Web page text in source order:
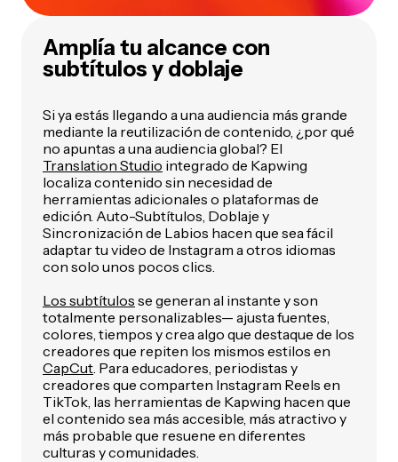
Amplía tu alcance con
subtítulos y doblaje
Si ya estás llegando a una audiencia más grande
mediante la reutilización de contenido, ¿por qué
no apuntas a una audiencia global? El
Translation Studio integrado de Kapwing
localiza contenido sin necesidad de
herramientas adicionales o plataformas de
edición. Auto-Subtítulos, Doblaje y
Sincronización de Labios hacen que sea fácil
adaptar tu video de Instagram a otros idiomas
con solo unos pocos clics.
Los subtítulos se generan al instante y son
totalmente personalizables— ajusta fuentes,
colores, tiempos y crea algo que destaque de los
creadores que repiten los mismos estilos en
CapCut . Para educadores, periodistas y
creadores que comparten Instagram Reels en
TikTok, las herramientas de Kapwing hacen que
el contenido sea más accesible, más atractivo y
más probable que resuene en diferentes
culturas y comunidades.